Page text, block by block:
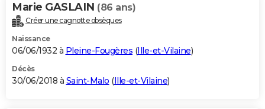
Marie GASLAIN (86 ans)
Créer une cagnotte obsèques
Naissance
06/06/1932 à Pleine-Fougères (Ille-et-Vilaine)
Décès
30/06/2018 à Saint-Malo (Ille-et-Vilaine)